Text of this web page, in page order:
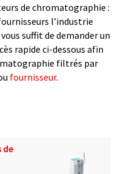
de chromatographie :
l’industrie
suffit de demander un
rapide ci-dessous afin
filtrés par
fournisseur.
de